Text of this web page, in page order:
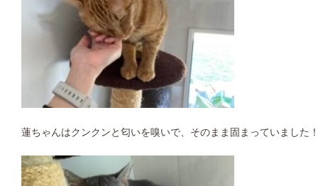
蓮ちゃんはクンクンと匂いを嗅いで、そのまま固まっていました